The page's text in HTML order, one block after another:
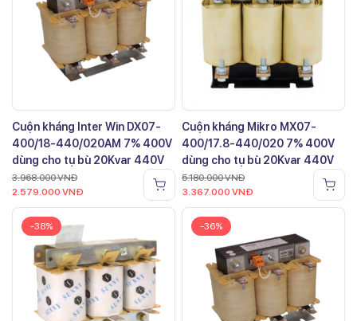
Cuộn kháng Inter Win DX07-
400/18-440/020AM 7% 400V
dùng cho tụ bù 20Kvar 440V
3.968.000VNĐ
2.579.000 VNĐ
Cuộn kháng Mikro MX07-
400/17.8-440/020 7% 400V
dùng cho tụ bù 20Kvar 440V
5.180.000VNĐ
3.367.000 VNĐ
-38% -36%